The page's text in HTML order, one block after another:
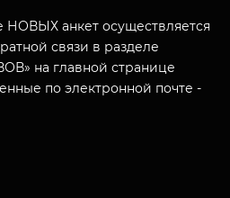
НАС
анкет осуществляется
связи в разделе
на главной странице
по электронной почте -